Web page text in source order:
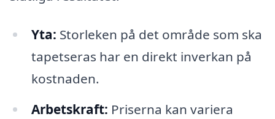
Yta: Storleken på det område som ska
tapetseras har en direkt inverkan på
kostnaden.
Arbetskraft: Priserna kan variera